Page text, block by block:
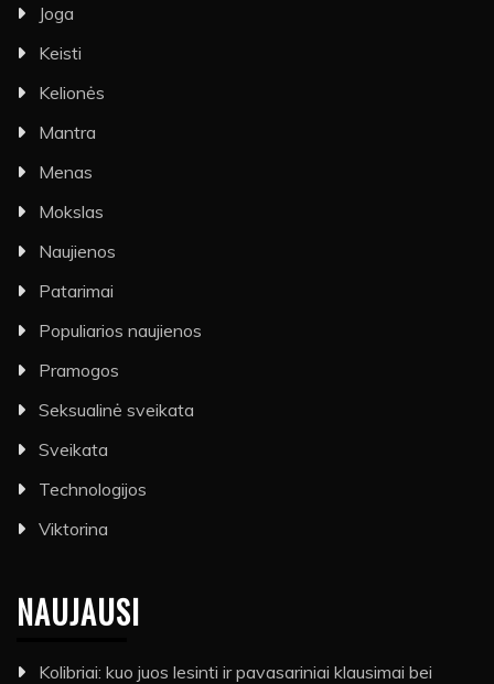
Joga
Keisti
Kelionės
Mantra
Menas
Mokslas
Naujienos
Patarimai
Populiarios naujienos
Pramogos
Seksualinė sveikata
Sveikata
Technologijos
Viktorina
NAUJAUSI
Kolibriai: kuo juos lesinti ir pavasariniai klausimai bei